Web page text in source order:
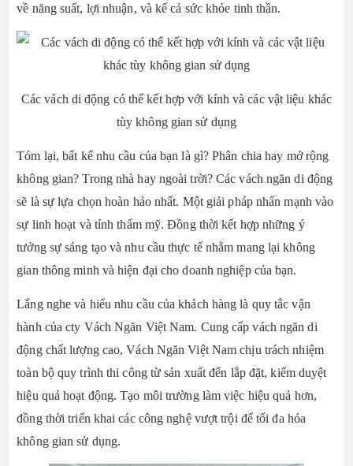
về năng suất, lợi nhuận, và kể cả sức khỏe tinh thần.
Các vách di động có thể kết hợp với kính và các vật liệu khác
tùy không gian sử dụng
Tóm lại, bất kể nhu cầu của bạn là gì? Phân chia hay mở rộng
không gian? Trong nhà hay ngoài trời? Các vách ngăn di động
sẽ là sự lựa chọn hoàn hảo nhất. Một giải pháp nhấn mạnh vào
sự linh hoạt và tính thẩm mỹ. Đồng thời kết hợp những ý
tưởng sự sáng tạo và nhu cầu thực tế nhằm mang lại không
gian thông minh và hiện đại cho doanh nghiệp của bạn.
Lắng nghe và hiểu nhu cầu của khách hàng là quy tắc vận
hành của cty Vách Ngăn Việt Nam. Cung cấp vách ngăn di
động chất lượng cao, Vách Ngăn Việt Nam chịu trách nhiệm
toàn bộ quy trình thi công từ sản xuất đến lắp đặt, kiểm duyệt
hiệu quả hoạt động. Tạo môi trường làm việc hiệu quả hơn,
đồng thời triển khai các công nghệ vượt trội để tối đa hóa
không gian sử dụng.